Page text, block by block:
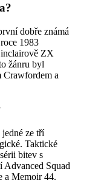
dobře známá
1983
ZX
žánru byl
Crawfordem a
ze tří
Taktické
bitev s
Advanced Squad
a Memoir 44.